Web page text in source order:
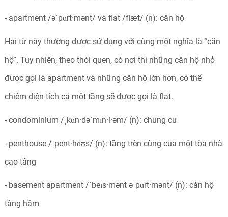
- apartment /əˈpɑrt·mənt/ và flat /flæt/ (n): căn hộ
Hai từ này thường được sử dụng với cùng một nghĩa là “căn
hộ”. Tuy nhiên, theo thói quen, có nơi thì những căn hộ nhỏ
được gọi là apartment và những căn hộ lớn hơn, có thế
chiếm diện tích cả một tầng sẽ được gọi là flat.
- condominium / ˌkɑn·dəˈmɪn·i·əm/ (n): chung cư
- penthouse /ˈpent·hɑʊs/ (n): tầng trèn cùng của một tòa nhà
cao tầng
- basement apartment /ˈbeɪs·mənt əˈpɑrt·mənt/ (n): căn hộ
tầng hầm